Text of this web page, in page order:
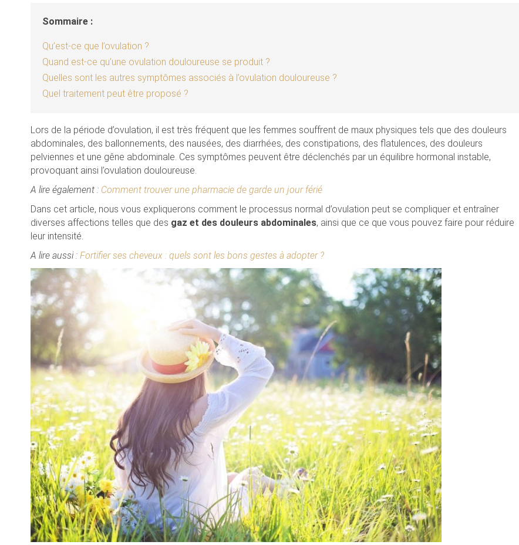
Sommaire :
Qu’est-ce que l’ovulation ?
Quand est-ce qu’une ovulation douloureuse se produit ?
Quelles sont les autres symptômes associés à l’ovulation douloureuse ?
Quel traitement peut être proposé ?
Lors de la période d’ovulation, il est très fréquent que les femmes souffrent de maux physiques tels que des douleurs
abdominales, des ballonnements, des nausées, des diarrhées, des constipations, des flatulences, des douleurs
pelviennes et une gêne abdominale. Ces symptômes peuvent être déclenchés par un équilibre hormonal instable,
provoquant ainsi l’ovulation douloureuse.
A lire également : Comment trouver une pharmacie de garde un jour férié
Dans cet article, nous vous expliquerons comment le processus normal d’ovulation peut se compliquer et entraîner
diverses affections telles que des gaz et des douleurs abdominales, ainsi que ce que vous pouvez faire pour réduire
leur intensité.
A lire aussi : Fortifier ses cheveux : quels sont les bons gestes à adopter ?